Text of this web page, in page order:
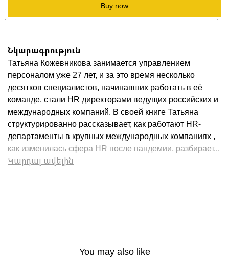
Buy now
Նկարագրություն
Татьяна Кожевникова занимается управлением
персоналом уже 27 лет, и за это время несколько
десятков специалистов, начинавших работать в её
команде, стали HR директорами ведущих российских и
международных компаний. В своей книге Татьяна
структурированно рассказывает, как работают HR-
департаменты в крупных международных компаниях ,
как изменилась сфера HR после пандемии, разбирает...
Կարդալ ավելին
You may also like